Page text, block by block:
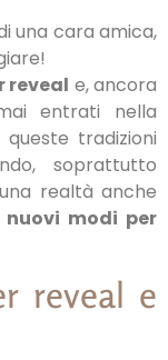
una cara amica,
reveal e, ancora
entrati nella
tradizioni
soprattutto
realtà anche
nuovi modi per
reveal e